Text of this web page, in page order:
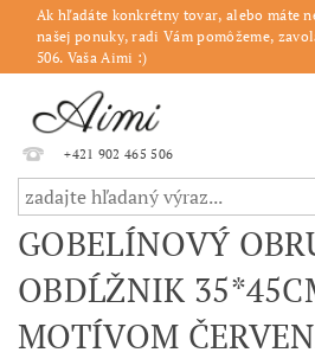
Ak hľadáte konkrétny tovar, alebo máte
našej ponuky, radi Vám pomôžeme,
506. Vaša Aimi :)
+421 902 465 506
GOBELÍNOVÝ
OBDĹŽNIK
MOTÍVOM